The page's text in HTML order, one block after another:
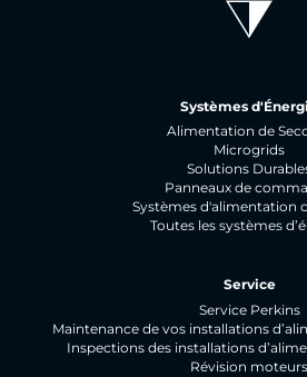
Systèmes
Alimentation de
Microgrids
Solutions
Panneaux de
Systèmes d'alimentation
Toutes les systèmes
Service
Service Perkins
Maintenance de vos installations
Inspections des installations
Révision moteurs